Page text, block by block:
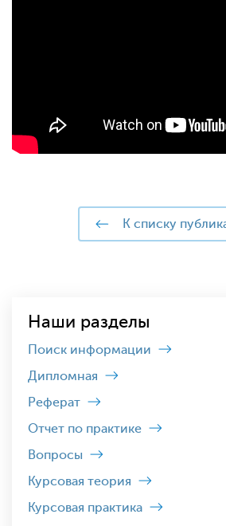
к списку
Наши разделы
Поиск информации
Дипломная
Реферат
Отчет по практике
Вопросы
Курсовая теория
Курсовая практика